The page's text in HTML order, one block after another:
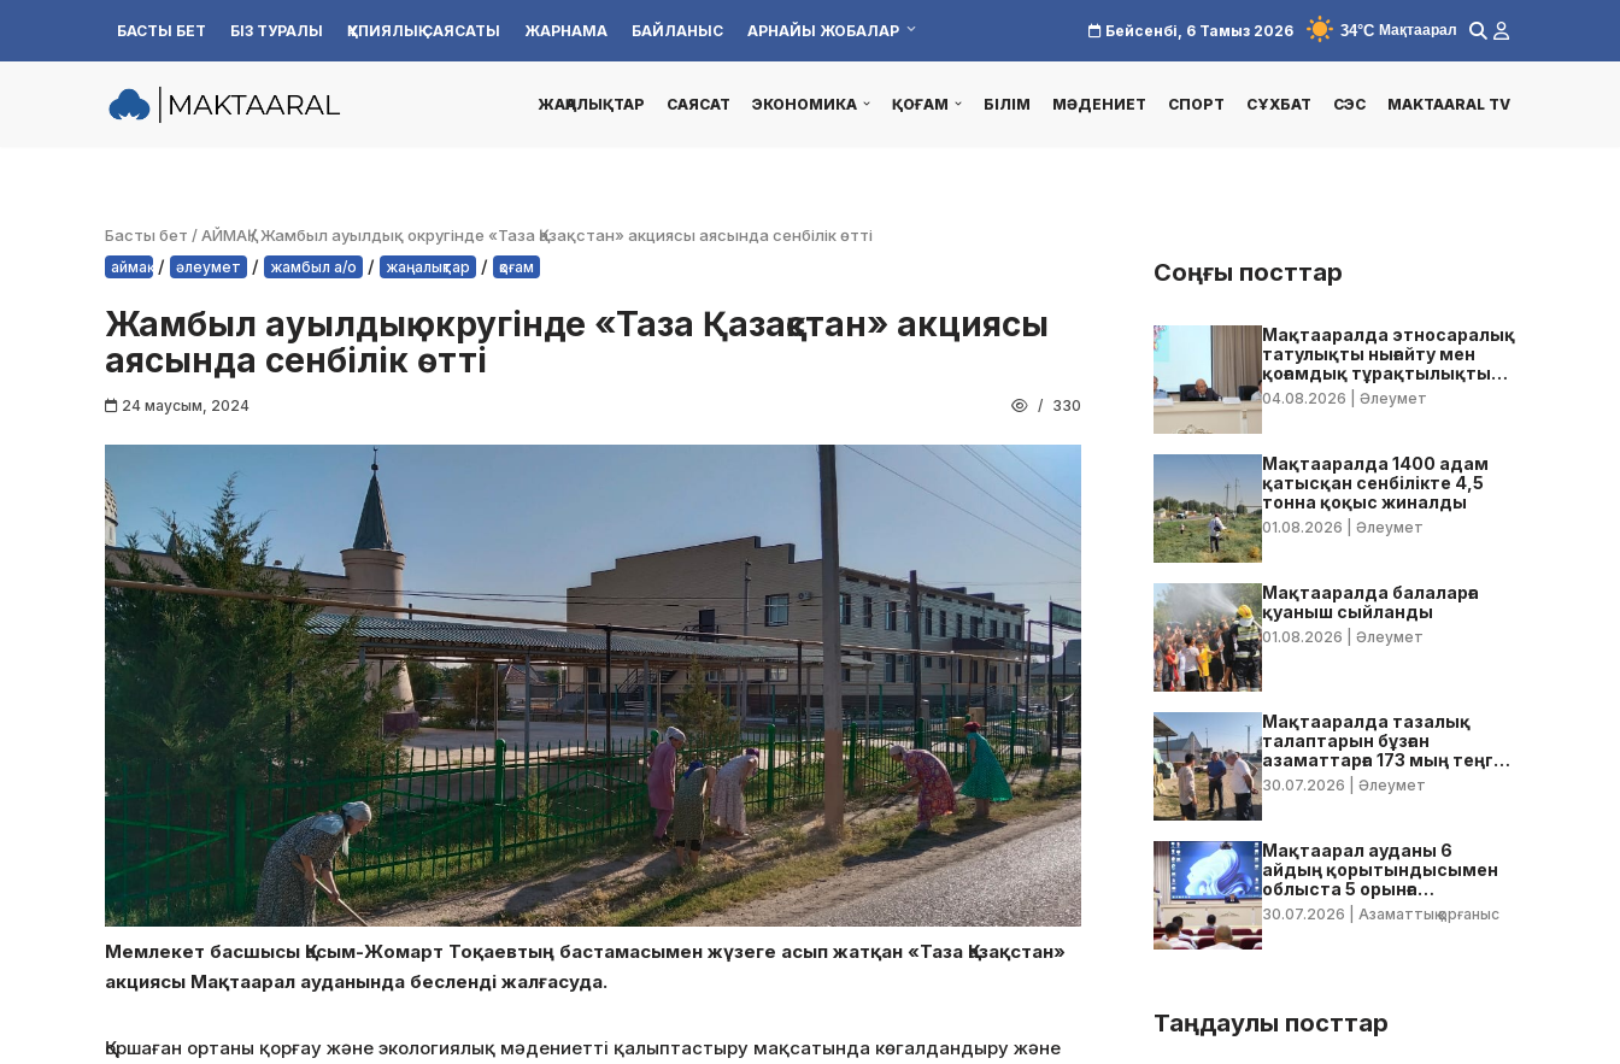
Skip
БАСТЫ БЕТ БІЗ ТУРАЛЫ ҚҰПИЯЛЫҚ САЯСАТЫ ЖАРНАМА БАЙЛАНЫС АРНАЙЫ ЖОБАЛАР Бейсенбі, 6 Тамыз 2026 34°C Мақтаарал
ЖАҢАЛЫҚТАР САЯСАТ ЭКОНОМИКА ҚОҒАМ БІЛІМ МӘДЕНИЕТ СПОРТ СҰХБАТ СЭС MAKTAARAL TV
Басты бет /АЙМАҚ/Жамбыл ауылдық округінде «Таза Қазақстан» акциясы аясында сенбілік өтті
аймақ / әлеумет / жамбыл а/о / жаңалықтар / қоғам
Жамбыл ауылдық округінде «Таза Қазақстан» акциясы
аясында сенбілік өтті
24 маусым, 2024 330
Мемлекет басшысы Қасым-Жомарт Тоқаевтың бастамасымен жүзеге асып жатқан «Таза Қазақстан»
акциясы Мақтаарал ауданында бесленді жалғасуда.
Қоршаған ортаны қорғау және экологиялық мәдениетті қалыптастыру мақсатында көгалдандыру және
Соңғы посттар
Мақтааралда этносаралық
татулықты нығайту мен
қоғамдық тұрақтылықты
қамтамасыз ету бойынша
жедел кеңес өтті
04.08.2026 | Әлеумет
Мақтааралда 1400 адам
қатысқан сенбілікте 4,5
тонна қоқыс жиналды
01.08.2026 | Әлеумет
Мақтааралда балаларға
қуаныш сыйланды
01.08.2026 | Әлеумет
Мақтааралда тазалық
талаптарын бұзған
азаматтарға 173 мың теңге
көлемінде айыппұл
30.07.2026 | Әлеумет
Мақтаарал ауданы 6
айдың қорытындысымен
облыста 5 орынға
тұрақтады
30.07.2026 | Азаматтық қорғаныс
Таңдаулы посттар